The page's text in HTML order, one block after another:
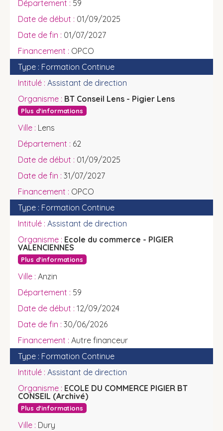
59
01/09/2025
01/07/2027
OPCO
Formation Continue
Assistant de direction
BT Conseil Lens - Pigier Lens
Plus d'informations
Lens
62
01/09/2025
31/07/2027
OPCO
Formation Continue
Assistant de direction
Ecole du commerce - PIGIER
VALENCIENNES
Plus d'informations
Anzin
59
12/09/2024
30/06/2026
Autre financeur
Formation Continue
Assistant de direction
ECOLE DU COMMERCE PIGIER BT
CONSEIL (Archivé)
Plus d'informations
Dury